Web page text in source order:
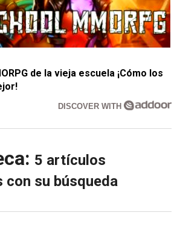
de la vieja escuela ¡Cómo los
DISCOVER WITH
5 artículos
con su búsqueda